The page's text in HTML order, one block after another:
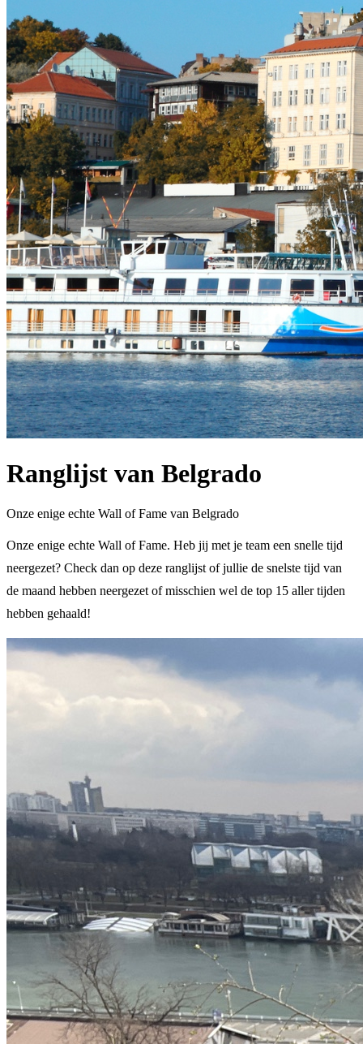
Ranglijst van Belgrado
Onze enige echte Wall of Fame van Belgrado
Onze enige echte Wall of Fame. Heb jij met je team een snelle tijd
neergezet? Check dan op deze ranglijst of jullie de snelste tijd van
de maand hebben neergezet of misschien wel de top 15 aller tijden
hebben gehaald!